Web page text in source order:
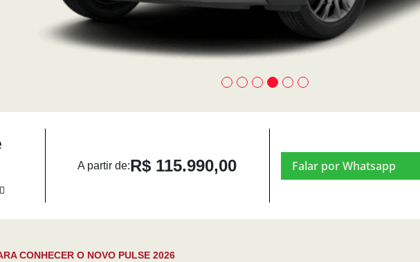
A partir de:R$ 115.990,00 Falar por Whatsapp
CONHECER O NOVO PULSE 2026